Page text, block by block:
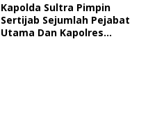
Kapolda Sultra Pimpin
Sertijab Sejumlah Pejabat
Utama Dan Kapolres